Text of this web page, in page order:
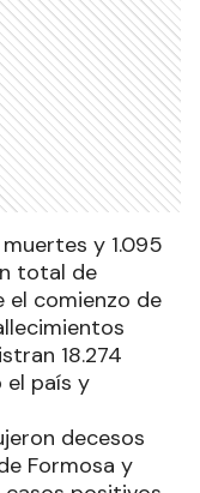
y 1.095
total de
el comienzo de
18.274
país y
decesos
Formosa y